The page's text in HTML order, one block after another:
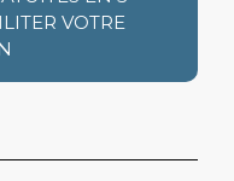
VOTRE